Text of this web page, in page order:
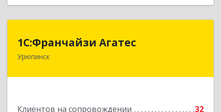
1С:Франчайзи Агатес
Урюпинск
Клиентов на сопровождении 32
403113, Волгоградская обл, Урюпинск г, Ленина